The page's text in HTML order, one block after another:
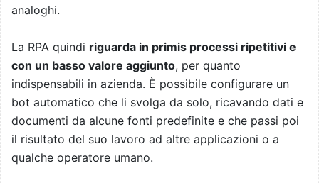
analoghi.
La RPA quindi riguarda in primis processi ripetitivi e
con un basso valore aggiunto, per quanto
indispensabili in azienda. È possibile configurare un
bot automatico che li svolga da solo, ricavando dati e
documenti da alcune fonti predefinite e che passi poi
il risultato del suo lavoro ad altre applicazioni o a
qualche operatore umano.